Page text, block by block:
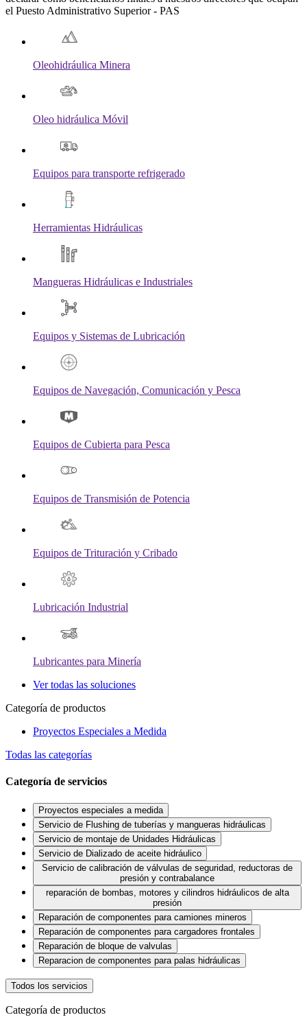
el Puesto Administrativo Superior - PAS
Oleohidráulica Minera
Oleo hidráulica Móvil
Equipos para transporte refrigerado
Herramientas Hidráulicas
Mangueras Hidráulicas e Industriales
Equipos y Sistemas de Lubricación
Equipos de Navegación, Comunicación y Pesca
Equipos de Cubierta para Pesca
Equipos de Transmisión de Potencia
Equipos de Trituración y Cribado
Lubricación Industrial
Lubricantes para Minería
Ver todas las soluciones
Categoría de productos
Proyectos Especiales a Medida
Todas las categorías
Categoría de servicios
Proyectos especiales a medida
Servicio de Flushing de tuberías y mangueras hidráulicas
Servicio de montaje de Unidades Hidráulicas
Servicio de Dializado de aceite hidráulico
Servicio de calibración de válvulas de seguridad, reductoras de
presión y contrabalance
reparación de bombas, motores y cilindros hidráulicos de alta
presión
Reparación de componentes para camiones mineros
Reparación de componentes para cargadores frontales
Reparación de bloque de valvulas
Reparacion de componentes para palas hidráulicas
Todos los servicios
Categoría de productos